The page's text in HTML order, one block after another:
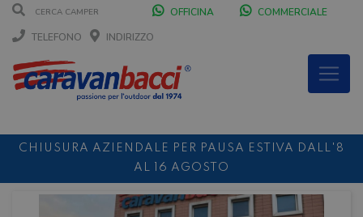
OFFICINA
COMMERCIALE
TELEFONO
INDIRIZZO
CHIUSURA AZIENDALE PER PAUSA ESTIVA DALL'8
AL 16 AGOSTO
DURANTE IL MESE DI AGOSTO SIAMO CHIUSI IL
SABATO POMERIGGIO